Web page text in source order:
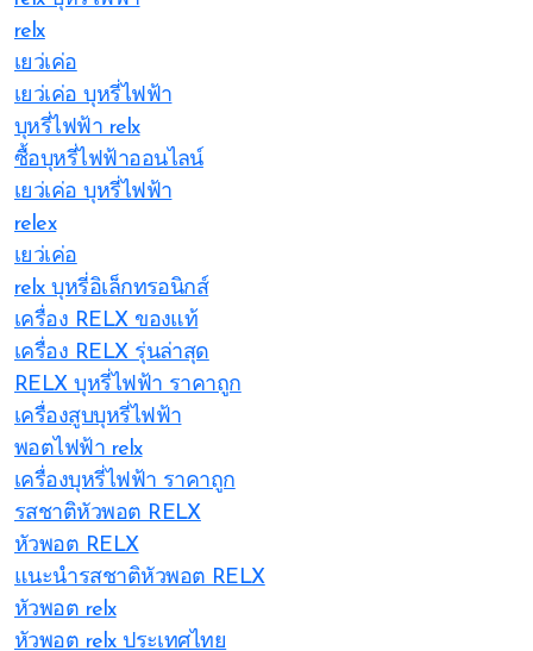
relx
เยว่เค่อ
เยว่เค่อ บุหรี่ไฟฟ้า
บุหรี่ไฟฟ้า relx
ซื้อบุหรี่ไฟฟ้าออนไลน์
เยว่เค่อ บุหรี่ไฟฟ้า
relex
เยว่เค่อ
relx บุหรี่อิเล็กทรอนิกส์
เครื่อง RELX ของแท้
เครื่อง RELX รุ่นล่าสุด
RELX บุหรี่ไฟฟ้า ราคาถูก
เครื่องสูบบุหรี่ไฟฟ้า
พอตไฟฟ้า relx
เครื่องบุหรี่ไฟฟ้า ราคาถูก
รสชาติหัวพอต RELX
หัวพอต RELX
แนะนำรสชาติหัวพอต RELX
หัวพอต relx
หัวพอต relx ประเทศไทย